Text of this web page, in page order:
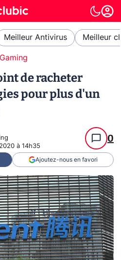
Meilleur Antivirus Meilleur
Gaming
de racheter
pour plus d'un
à 14h35
0
Ajoutez-nous en favori